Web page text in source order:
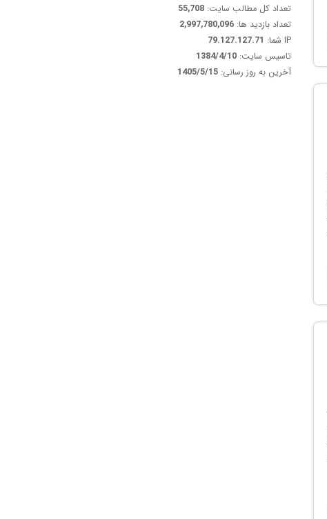
تعداد کل مطالب سایت: 55,708
تعداد بازدید ها: 2,997,780,096
IP شما:
79.127.127.71
تاسیس سایت: 1384/4/10
آخرین به روز رسانی: 1405/5/15